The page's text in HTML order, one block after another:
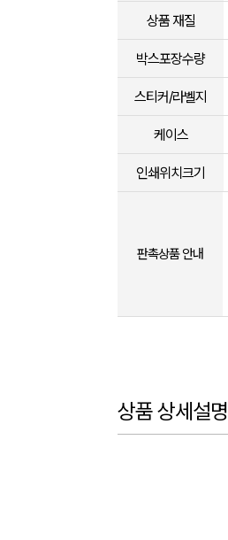
상품 재질
박스포장수량
스티커/라벨지
케이스
인쇄위치크기
판촉상품 안내
상품 상세설명